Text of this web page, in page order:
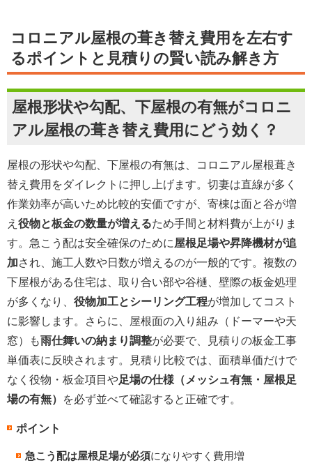
コロニアル屋根の葺き替え費用を左右す
るポイントと見積りの賢い読み解き方
屋根形状や勾配、下屋根の有無がコロニ
アル屋根の葺き替え費用にどう効く？
屋根の形状や勾配、下屋根の有無は、コロニアル屋根葺き
替え費用をダイレクトに押し上げます。切妻は直線が多く
作業効率が高いため比較的安価ですが、寄棟は面と谷が増
え 役物と板金の数量が増えるため手間と材料費が上がりま
す。急こう配は安全確保のために屋根足場や昇降機材が追
加され、施工人数や日数が増えるのが一般的です。複数の
下屋根がある住宅は、取り合い部や谷樋、壁際の板金処理
が多くなり、 役物加工とシーリング工程が増加してコスト
に影響します。さらに、屋根面の入り組み（ドーマーや天
窓）も雨仕舞いの納まり調整が必要で、見積りの板金工事
単価表に反映されます。見積り比較では、面積単価だけで
なく役物・板金項目や足場の仕様（メッシュ有無・屋根足
場の有無）
を必ず並べて確認すると正確です。
ポイント
急こう配は屋根足場が必須になりやすく費用増